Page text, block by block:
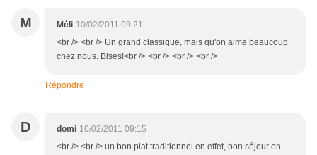
M Méli 10/02/2011 09:21
<br /> <br /> Un grand classique, mais qu'on aime beaucoup
chez nous. Bises!<br /> <br /> <br /> <br />
Répondre
D domi 10/02/2011 09:15
<br /> <br /> un bon plat traditionnel en effet, bon séjour en